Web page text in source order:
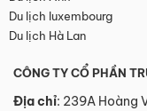
Du lịch luxembourg
Du lịch Hà Lan
CÔNG TY CỔ PHẦN
Địa chỉ: 239A Hoàng